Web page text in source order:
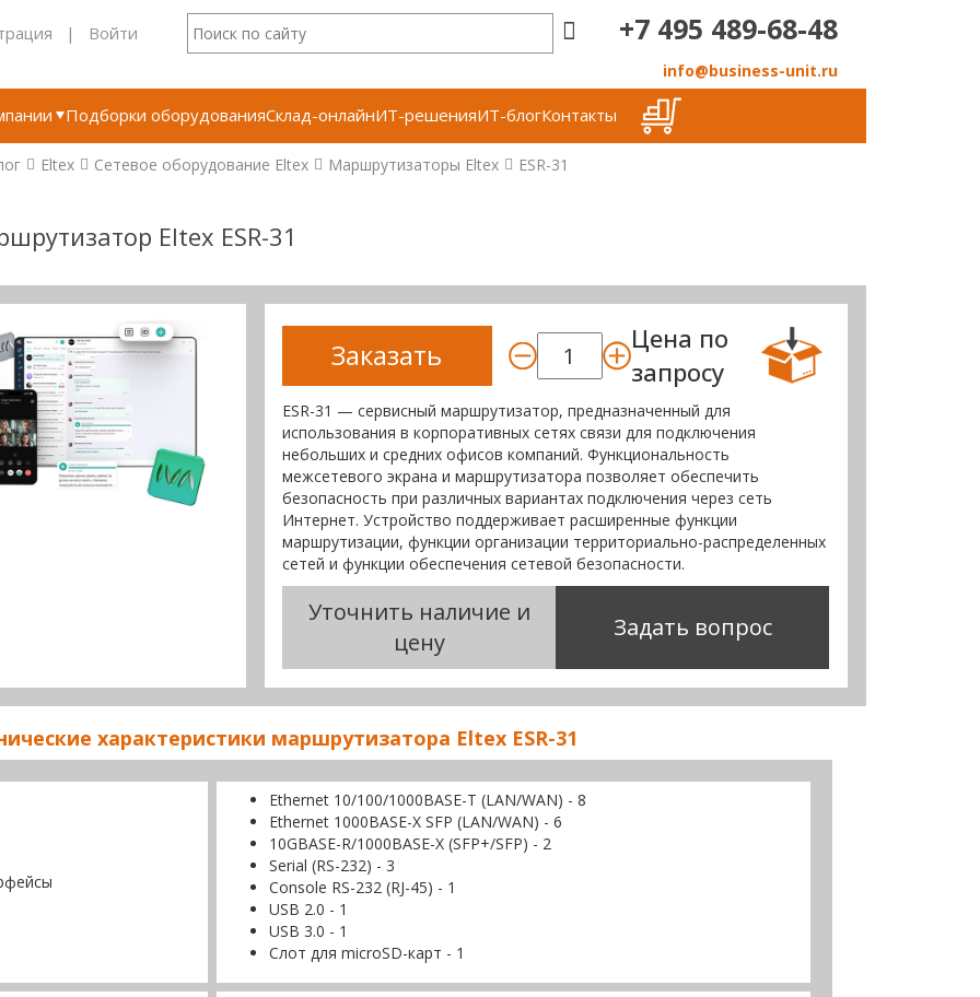
| Войти +7 495 489-68-48
info@business-unit.ru
Подборки оборудованияСклад-онлайнИТ-решенияИТ-блогКонтакты
Eltex Сетевое оборудование Eltex Маршрутизаторы Eltex ESR-31
Eltex ESR-31
Заказать
Цена по
запросу
ESR-31 — сервисный маршрутизатор, предназначенный для
использования в корпоративных сетях связи для подключения
небольших и средних офисов компаний. Функциональность
межсетевого экрана и маршрутизатора позволяет обеспечить
безопасность при различных вариантах подключения через сеть
Интернет. Устройство поддерживает расширенные функции
маршрутизации, функции организации территориально-распределенных
сетей и функции обеспечения сетевой безопасности.
Уточнить наличие и
цену
Задать вопрос
характеристики маршрутизатора Eltex ESR-31
Ethernet 10/100/1000BASE-T (LAN/WAN) - 8
Ethernet 1000BASE-X SFP (LAN/WAN) - 6
10GBASE-R/1000BASE-X (SFP+/SFP) - 2
Serial (RS-232) - 3
Console RS-232 (RJ-45) - 1
USB 2.0 - 1
USB 3.0 - 1
Слот для microSD-карт - 1